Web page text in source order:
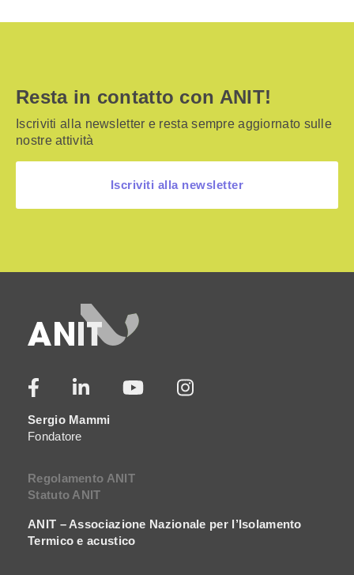
Resta in contatto con ANIT!
Iscriviti alla newsletter e resta sempre aggiornato sulle
nostre attività
Iscriviti alla newsletter
Sergio Mammi
Fondatore
Regolamento ANIT
Statuto ANIT
ANIT – Associazione Nazionale per l’Isolamento
Termico e acustico